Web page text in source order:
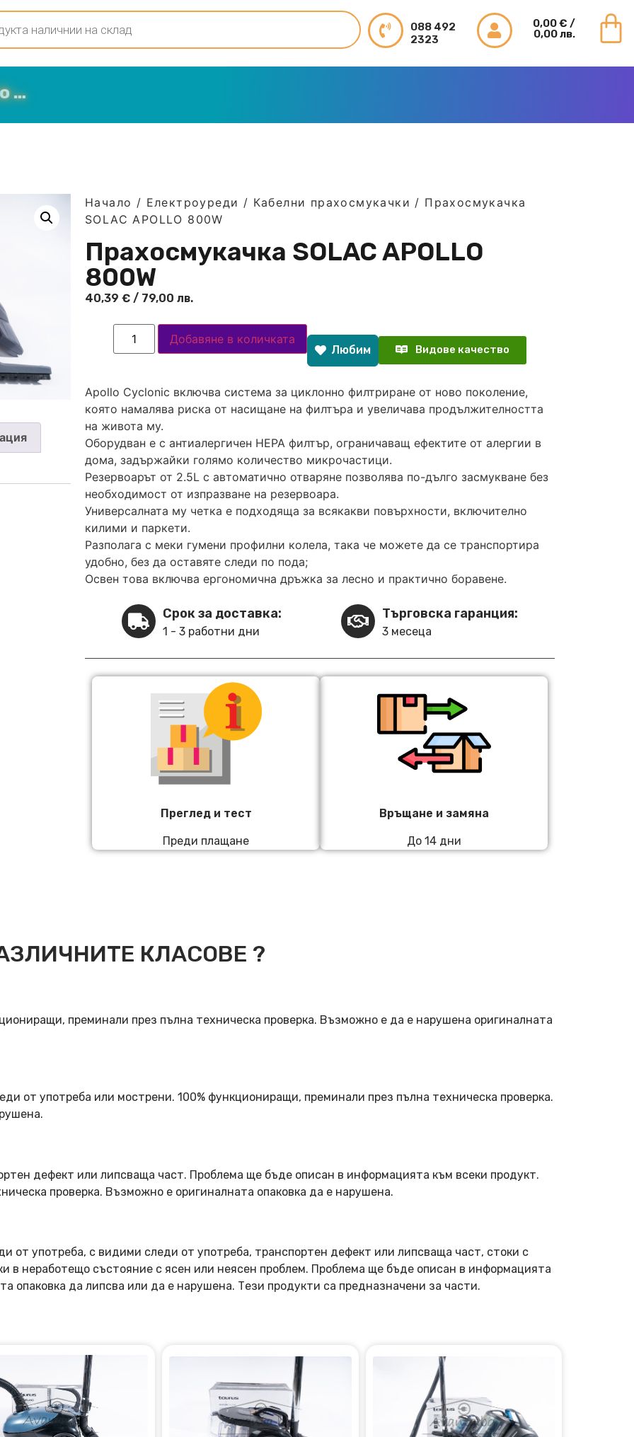
088 492
2323
0,00€ /
0,00 лв.
Начало / Електроуреди / Кабелни прахосмукачки / Прахосмукачка
SOLAC APOLLO 800W
Прахосмукачка SOLAC APOLLO
800W
40,39 € / 79,00 лв.
Добавяне в количката
Любим Видове качество
Apollo Cyclonic включва система за циклонно филтриране от ново поколение,
която намалява риска от насищане на филтъра и увеличава продължителността
на живота му.
Оборудван е с антиалергичен HEPA филтър, ограничаващ ефектите от алергии в
дома, задържайки голямо количество микрочастици.
Резервоарът от 2.5L с автоматично отваряне позволява по-дълго засмукване без
необходимост от изпразване на резервоара.
Универсалната му четка е подходяща за всякакви повърхности, включително
килими и паркети.
Разполага с меки гумени профилни колела, така че можете да се транспортира
удобно, без да оставяте следи по пода;
Освен това включва ергономична дръжка за лесно и практично боравене.
Срок за доставка:
1 - 3 работни дни
Търговска гаранция:
3 месеца
Преглед и тест
Преди плащане
Връщане и замяна
До 14 дни
КЛАСОВЕ ?
преминали през пълна техническа проверка. Възможно е да е нарушена оригиналната
от употреба или мострени. 100% функциониращи, преминали през пълна техническа проверка.
дефект или липсваща част. Проблема ще бъде описан в информацията към всеки продукт.
проверка. Възможно е оригиналната опаковка да е нарушена.
от употреба, с видими следи от употреба, транспортен дефект или липсваща част, стоки с
в неработещо състояние с ясен или неясен проблем. Проблема ще бъде описан в информацията
опаковка да липсва или да е нарушена. Тези продукти са предназначени за части.